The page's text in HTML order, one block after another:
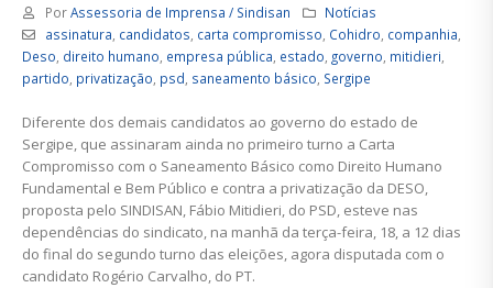
PorAssessoria de Imprensa / Sindisan
Notícias
assinatura candidatos carta compromisso Cohidro companhia
Deso direito humano empresa pública estado governo mitidieri
partido privatização psd saneamento básico Sergipe
Diferente dos demais candidatos ao governo do estado de
Sergipe, que assinaram ainda no primeiro turno a Carta
Compromisso com o Saneamento Básico como Direito Humano
Fundamental e Bem Público e contra a privatização da DESO,
proposta pelo SINDISAN, Fábio Mitidieri, do PSD, esteve nas
dependências do sindicato, na manhã da terça-feira, 18, a 12 dias
do final do segundo turno das eleições, agora disputada com o
candidato Rogério Carvalho, do PT.